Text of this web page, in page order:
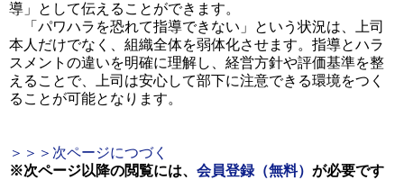
導」として伝えることができます。
「パワハラを恐れて指導できない」という状況は、上司
本人だけでなく、組織全体を弱体化させます。指導とハラ
スメントの違いを明確に理解し、経営方針や評価基準を整
えることで、上司は安心して部下に注意できる環境をつく
ることが可能となります。
＞＞＞次ページにつづく
※次ページ以降の閲覧には、 会員登録（無料） が必要です